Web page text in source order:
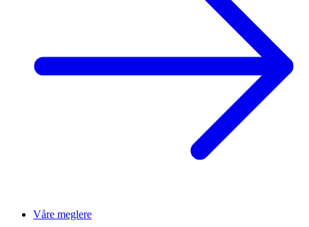
Våre meglere